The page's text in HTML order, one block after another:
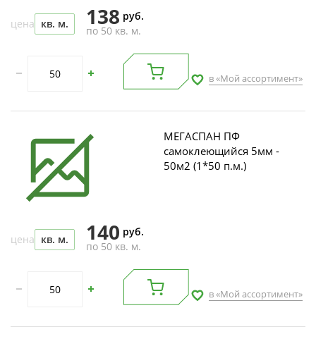
цена кв. м. 138 руб.
по 50 кв. м.
в «Мой ассортимент»
МЕГАСПАН ПФ
самоклеющийся 5мм -
50м2 (1*50 п.м.)
цена кв. м. 140 руб.
по 50 кв. м.
в «Мой ассортимент»